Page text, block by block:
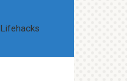
Lifehacks